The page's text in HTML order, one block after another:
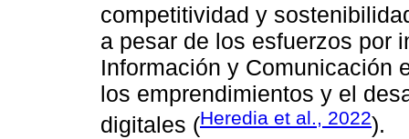
competitividad y
a pesar de los esfuerzos por
Información y Comunicación
los emprendimientos y el
digitales (Heredia et al., 2022).